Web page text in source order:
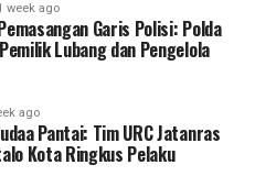
week ago
Garis Polisi: Polda
Lubang dan Pengelola
ago
Pantai: Tim URC Jatanras
Kota Ringkus Pelaku